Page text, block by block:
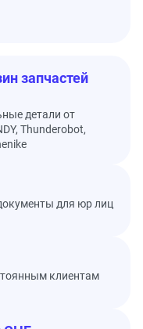
запчастей
детали от
Thunderobot,
для юр лиц
клиентам